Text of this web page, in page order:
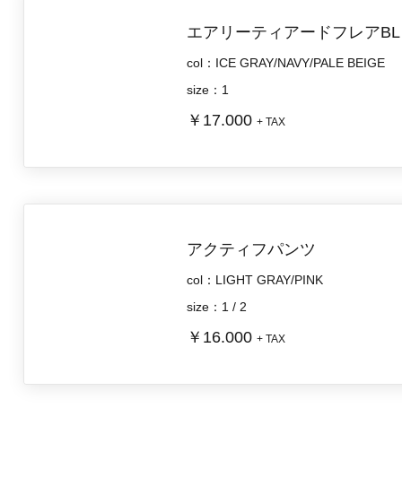
エアリーティアードフレアBL
col：ICE GRAY/NAVY/PALE BEIGE
size：1
￥17.000+ TAX
アクティフパンツ
col：LIGHT GRAY/PINK
size：1 / 2
￥16.000+ TAX